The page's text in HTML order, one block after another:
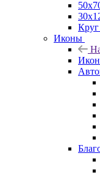
Иконы